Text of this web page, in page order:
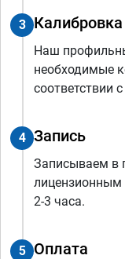
3 Калибровка
Наш
необходимые
соответствии
4 Запись
Записываем в
лицензионным
2-3 часа.
5 Оплата